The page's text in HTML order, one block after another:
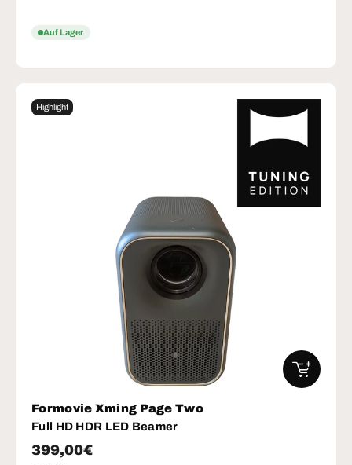
Auf Lager
Highlight
Formovie Xming Page Two
Full HD HDR LED Beamer
Normaler Preis
399,00€
IN DEN